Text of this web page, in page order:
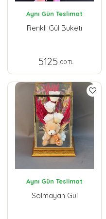
Aynı Gün Teslimat
Renkli Gül Buketi
5125 ,00 TL
Aynı Gün Teslimat
Solmayan Gül